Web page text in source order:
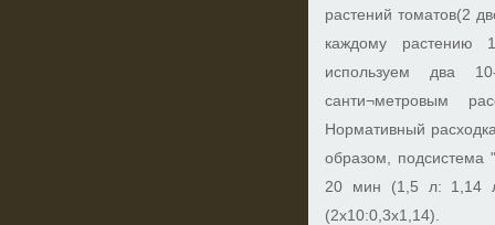
растений томатов(2
каждому растению
используем два
санти¬метровым
Нормативный
образом, подсистема
20 мин (1,5 л: 1,14
(2x10:0,3x1,14).